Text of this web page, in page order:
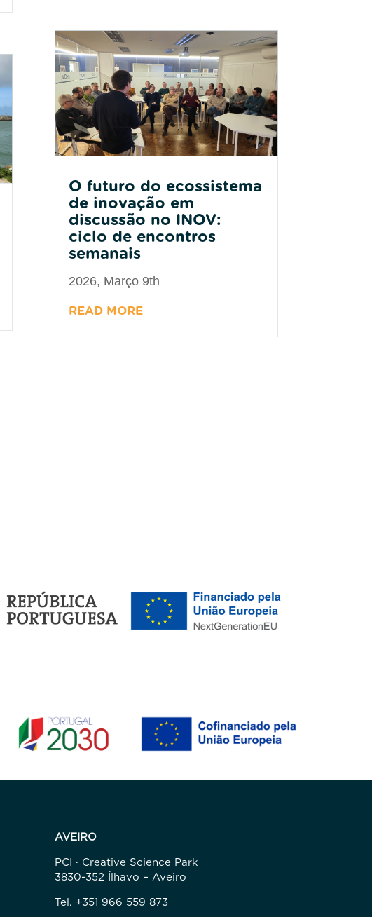
O futuro do ecossistema
de inovação em
discussão no INOV:
ciclo de encontros
semanais
2026, Março 9th
READ MORE
AVEIRO
PCI · Creative Science Park
3830-352 Ílhavo – Aveiro
Tel. +351 966 559 873